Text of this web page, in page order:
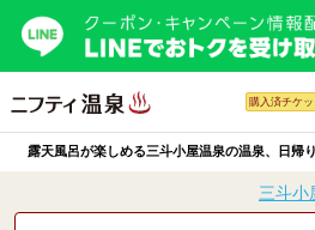
購入済チケ
露天風呂が楽しめる三斗小屋温泉の温泉、日帰
三斗小